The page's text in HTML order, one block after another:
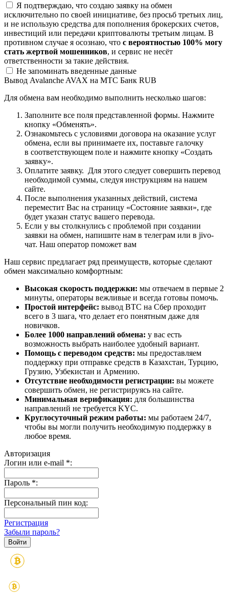
Я подтверждаю, что создаю заявку на обмен
исключительно по своей инициативе, без просьб третьих лиц,
и не использую средства для пополнения брокерских счетов,
инвестиций или передачи криптовалюты третьим лицам. В
противном случае я осознаю, что с вероятностью 100% могу
стать жертвой мошенников, и сервис не несёт
ответственности за такие действия.
Не запоминать введенные данные
Вывод Avalanche AVAX на МТС Банк RUB
Для обмена вам необходимо выполнить несколько шагов:
Заполните все поля представленной формы. Нажмите
кнопку «Обменять».
Ознакомьтесь с условиями договора на оказание услуг
обмена, если вы принимаете их, поставьте галочку
в соответствующем поле и нажмите кнопку «Создать
заявку».
Оплатите заявку. Для этого следует совершить перевод
необходимой суммы, следуя инструкциям на нашем
сайте.
После выполнения указанных действий, система
переместит Вас на страницу «Состояние заявки», где
будет указан статус вашего перевода.
Если у вы столкнулись с проблемой при создании
заявки на обмен, напишите нам в телеграм или в jivo-
чат. Наш оператор поможет вам
Наш сервис предлагает ряд преимуществ, которые сделают
обмен максимально комфортным:
Высокая скорость поддержки: мы отвечаем в первые 2
минуты, операторы вежливые и всегда готовы помочь.
Простой интерфейс: вывод BTC на Сбер проходит
всего в 3 шага, что делает его понятным даже для
новичков.
Более 1000 направлений обмена: у вас есть
возможность выбрать наиболее удобный вариант.
Помощь с переводом средств: мы предоставляем
поддержку при отправке средств в Казахстан, Турцию,
Грузию, Узбекистан и Армению.
Отсутствие необходимости регистрации: вы можете
совершить обмен, не регистрируясь на сайте.
Минимальная верификация: для большинства
направлений не требуется KYC.
Круглосуточный режим работы: мы работаем 24/7,
чтобы вы могли получить необходимую поддержку в
любое время.
Авторизация
Логин или e-mail *:
Пароль *:
Персональный пин код:
Регистрация
Забыли пароль?